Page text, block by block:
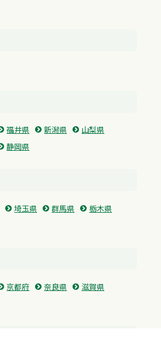
福井県 新潟県
山梨県
静岡県
埼玉県 群馬県
栃木県
京都府 奈良県
滋賀県